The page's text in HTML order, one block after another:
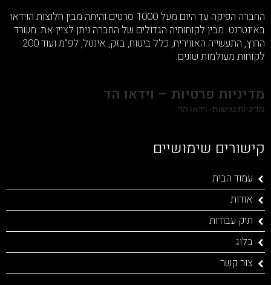
החברה הפיקה עד היום מעל 1000 סרטים והיתה מבין חלוצות הוידאו
באינטרנט. מבין לקוחותיה הגדולים של החברה ניתן לציין את: משרד
החוץ, התעשייה האווירית, כלל ביטוח, בזק, אינטל, לפ”מ ועוד 200
לקוחות מעולמות שונים.
מדיניות פרטיות – וידאו הד
מדיניות נגישות- וידאו הד
קישורים שימושיים
עמוד הבית
אודות
תיק עבודות
בלוג
צור קשר